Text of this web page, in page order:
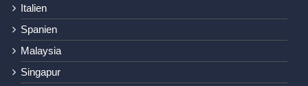
Italien
Spanien
Malaysia
Singapur